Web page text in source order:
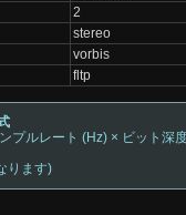
2
stereo
vorbis
fltp
プルレート (Hz) × ビット深
ります)